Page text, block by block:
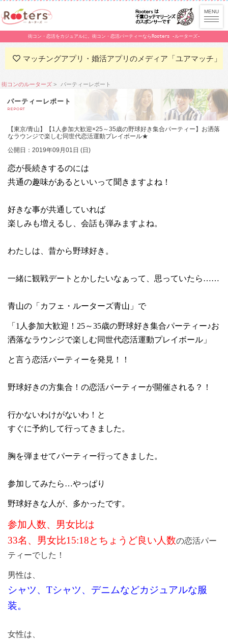
街コン・恋活をカジュアルに。街コン・恋活パーティーならRooters -ルーターズ-
マッチングアプリ・婚活アプリのメディア「ユアマッチ」
街コンのルーターズ パーティーレポート
パーティーレポート
REPORT
【東京/青山】【1人参加大歓迎×25～35歳の野球好き集合パーティー】お洒落
なラウンジで楽しむ同世代恋活運動プレイボール★
公開日：2019年09月01日 (日)
恋が長続きするのには
共通の趣味があるといいって聞きますよね！
好きな事が共通していれば
楽しみも増えるし、会話も弾みますよね。
わたしは、昔から野球好き。
一緒に観戦デートとかしたいなぁって、思っていたら……
青山の「カフェ・ルーターズ青山」で
「 1 人参加大歓迎！ 25～35歳の野球好き集合パーティー♪お
洒落なラウンジで楽しむ同世代恋活運動プレイボール」
と言う恋活パーティーを発見！！
野球好きの方集合！の恋活パーティーが開催される？！
行かないわけがないわ！と
すぐに予約して行ってきました。
胸を弾ませてパーティー行ってきました。
参加してみたら…やっぱり
野球好きな人が、多かったです。
参加人数、男女比は
33名、男女比15:18とちょうど良い人数の恋活パー
ティーでした！
男性は、
シャツ、 Tシャツ、デニムなどカジュアルな服
装。
女性は、